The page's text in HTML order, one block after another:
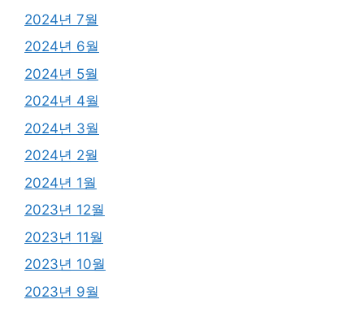
2024년 7월
2024년 6월
2024년 5월
2024년 4월
2024년 3월
2024년 2월
2024년 1월
2023년 12월
2023년 11월
2023년 10월
2023년 9월